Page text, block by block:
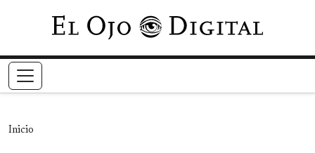
Pasar al contenido principal
Inicio